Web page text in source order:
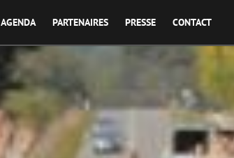
AGENDA PARTENAIRES PRESSE CONTACT